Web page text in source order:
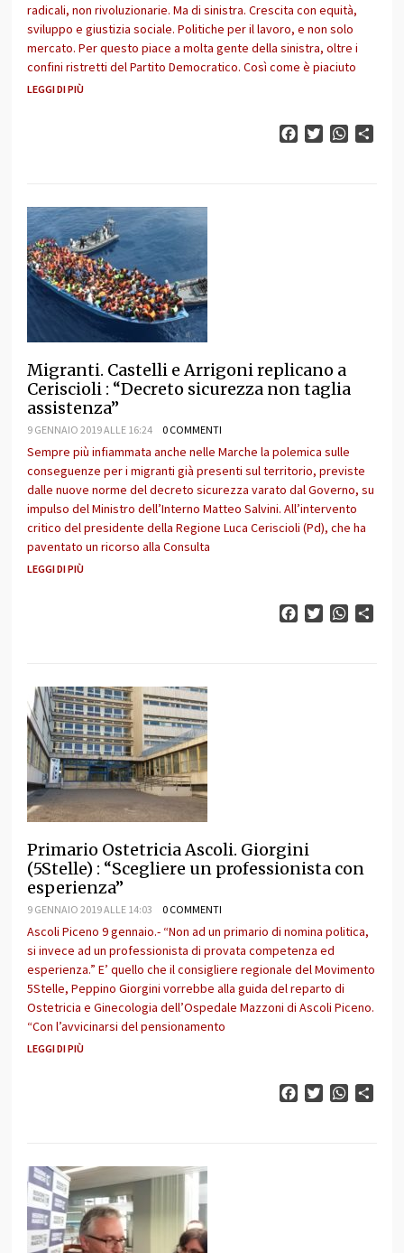
radicali, non rivoluzionarie. Ma di sinistra. Crescita con equità,
sviluppo e giustizia sociale. Politiche per il lavoro, e non solo
mercato. Per questo piace a molta gente della sinistra, oltre i
confini ristretti del Partito Democratico. Così come è piaciuto
LEGGI DI PIÙ
FacebookTwitter
Migranti. Castelli e Arrigoni replicano a
Ceriscioli : “Decreto sicurezza non taglia
assistenza”
9 GENNAIO 2019 ALLE 16:24 0 COMMENTI
Sempre più infiammata anche nelle Marche la polemica sulle
conseguenze per i migranti già presenti sul territorio, previste
dalle nuove norme del decreto sicurezza varato dal Governo, su
impulso del Ministro dell’Interno Matteo Salvini. All’intervento
critico del presidente della Regione Luca Ceriscioli (Pd), che ha
paventato un ricorso alla Consulta
LEGGI DI PIÙ
FacebookTwitter
Primario Ostetricia Ascoli. Giorgini
(5Stelle) : “Scegliere un professionista con
esperienza”
9 GENNAIO 2019 ALLE 14:03 0 COMMENTI
Ascoli Piceno 9 gennaio.- “Non ad un primario di nomina politica,
si invece ad un professionista di provata competenza ed
esperienza.” E’ quello che il consigliere regionale del Movimento
5Stelle, Peppino Giorgini vorrebbe alla guida del reparto di
Ostetricia e Ginecologia dell’Ospedale Mazzoni di Ascoli Piceno.
“Con l’avvicinarsi del pensionamento
LEGGI DI PIÙ
FacebookTwitter